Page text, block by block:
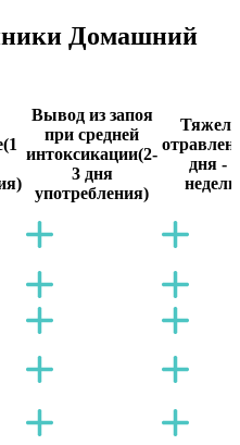
Домашний
(1
Вывод из запоя
при средней
интоксикации(2-
3 дня
употребления)
дня - 2